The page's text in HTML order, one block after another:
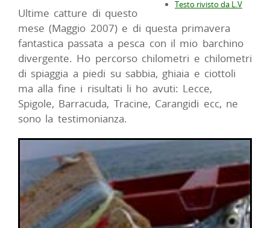
Testo rivisto da L.V
Ultime catture di questo
mese (Maggio 2007) e di questa primavera
fantastica passata a pesca con il mio barchino
divergente. Ho percorso chilometri e chilometri
di spiaggia a piedi su sabbia, ghiaia e ciottoli
ma alla fine i risultati li ho avuti: Lecce,
Spigole, Barracuda, Tracine, Carangidi ecc, ne
sono la testimonianza.